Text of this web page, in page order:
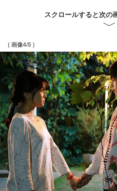
スクロールすると次の
( 画像4/5 )